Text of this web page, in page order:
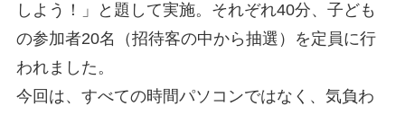
しよう！」と題して実施。それぞれ40分、子ども
の参加者20名（招待客の中から抽選）を定員に行
われました。
今回は、すべての時間パソコンではなく、気負わ